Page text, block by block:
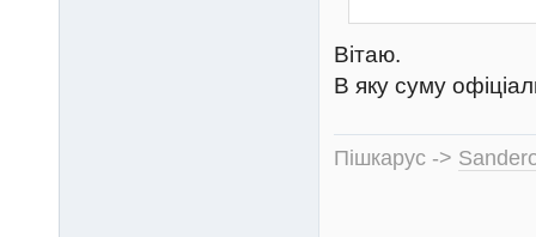
Вітаю.
В яку суму
Пішкарус ->